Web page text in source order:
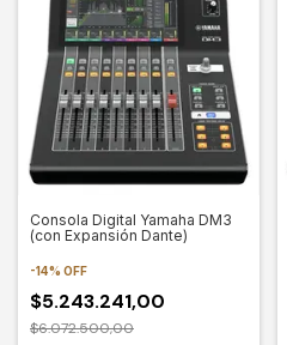
Consola Digital Yamaha DM3
(con Expansión Dante)
-14% OFF
$5.243.241,00
$6.072.500,00